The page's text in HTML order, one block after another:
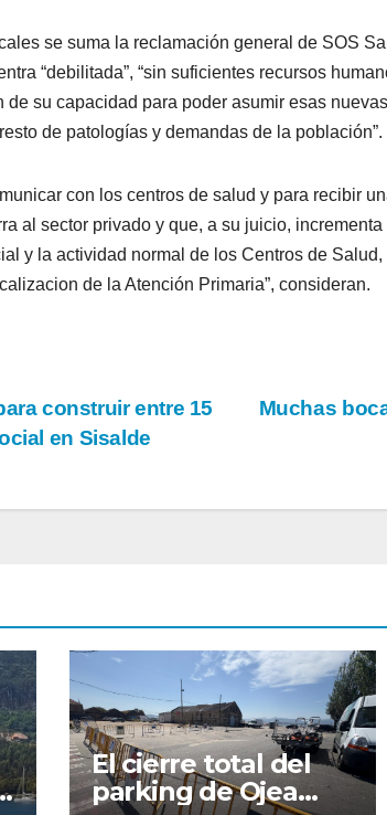
se suma la reclamación general de SOS
“debilitada”, “sin suficientes recursos
de su capacidad para poder asumir esas
de patologías y demandas de la población”.
con los centros de salud y para recibir
al sector privado y que, a su juicio,
y la actividad normal de los Centros de
de la Atención Primaria”, consideran.
Muchas
construir entre 15
en Sisalde
El cierre total del
parking de Ojea